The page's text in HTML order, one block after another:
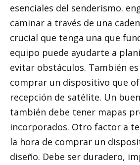
esenciales del senderismo.
caminar a través de una
crucial que tenga una que
equipo puede ayudarte a
evitar obstáculos. También
comprar un dispositivo que
recepción de satélite. Un
también debe tener mapas
incorporados. Otro factor a
la hora de comprar un
diseño. Debe ser duradero,